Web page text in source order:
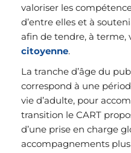
valoriser les
d’entre elles et à
afin de tendre, à terme,
citoyenne.
La tranche d’âge du
correspond à une
vie d’adulte, pour
transition le CART
d’une prise en charge
accompagnements